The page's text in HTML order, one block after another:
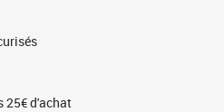
25€ d'achat